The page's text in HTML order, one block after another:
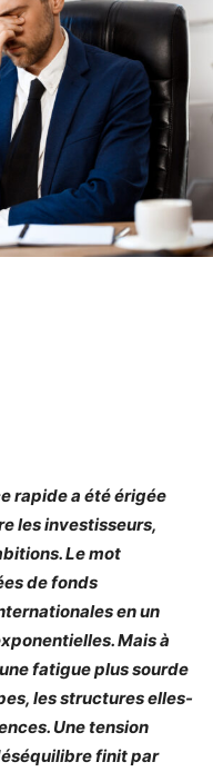
rapide a été érigée
les investisseurs,
Le mot
de fonds
en un
Mais à
fatigue plus sourde
les structures elles-
Une tension
finit par